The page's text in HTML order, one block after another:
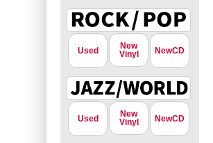
Used
New
Vinyl
NewCD
Used
New
Vinyl
NewCD